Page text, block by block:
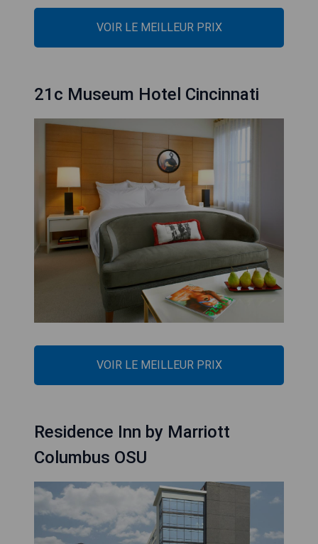
VOIR LE MEILLEUR PRIX
21c Museum Hotel Cincinnati
VOIR LE MEILLEUR PRIX
Residence Inn by Marriott
Columbus OSU